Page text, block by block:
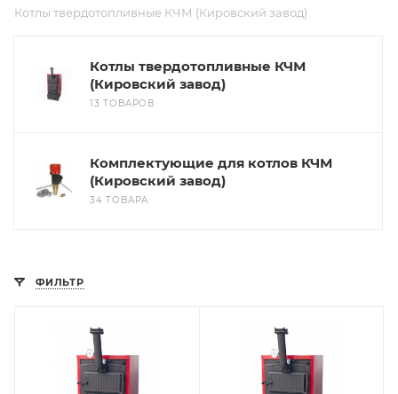
Котлы твердотопливные КЧМ (Кировский завод)
Котлы твердотопливные КЧМ
(Кировский завод)
13 ТОВАРОВ
Комплектующие для котлов КЧМ
(Кировский завод)
34 ТОВАРА
ФИЛЬТР